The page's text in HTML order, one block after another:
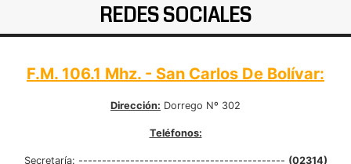
REDES SOCIALES
F.M. 106.1 Mhz. - San Carlos De Bolívar:
Dirección: Dorrego Nº 302
Teléfonos:
Secretaría: -------------------------------------------- (02314)